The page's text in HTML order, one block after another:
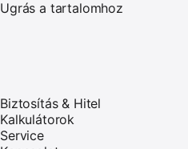
Ugrás a tartalomhoz
Biztosítás & Hitel
Kalkulátorok
Service